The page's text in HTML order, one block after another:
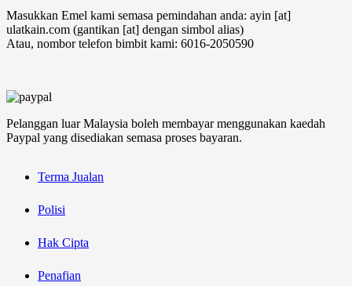
Masukkan Emel kami semasa pemindahan anda: ayin [at]
ulatkain.com (gantikan [at] dengan simbol alias)
Atau, nombor telefon bimbit kami: 6016-2050590
Pelanggan luar Malaysia boleh membayar menggunakan kaedah
Paypal yang disediakan semasa proses bayaran.
Terma Jualan
Polisi
Hak Cipta
Penafian